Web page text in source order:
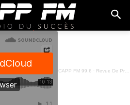
CAPP FM 99.6 · Revue De Presse Français - 07 Fevrier 2025